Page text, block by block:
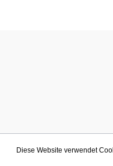
Diese Website verwendet